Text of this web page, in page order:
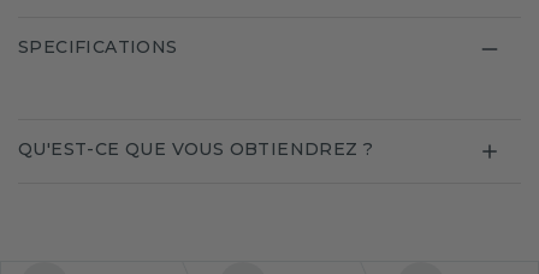
SPECIFICATIONS
QU'EST-CE QUE VOUS OBTIENDREZ ?